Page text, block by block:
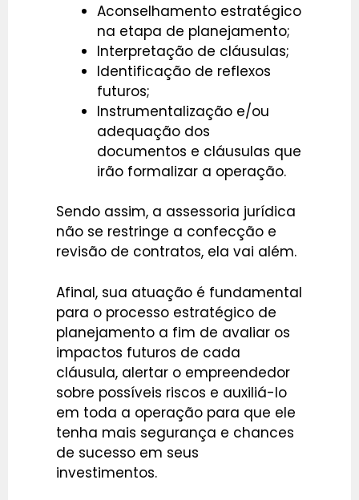
Aconselhamento estratégico
na etapa de planejamento;
Interpretação de cláusulas;
Identificação de reflexos
futuros;
Instrumentalização e/ou
adequação dos
documentos e cláusulas que
irão formalizar a operação.
Sendo assim, a assessoria jurídica
não se restringe a confecção e
revisão de contratos, ela vai além.
Afinal, sua atuação é fundamental
para o processo estratégico de
planejamento a fim de avaliar os
impactos futuros de cada
cláusula, alertar o empreendedor
sobre possíveis riscos e auxiliá-lo
em toda a operação para que ele
tenha mais segurança e chances
de sucesso em seus
investimentos.